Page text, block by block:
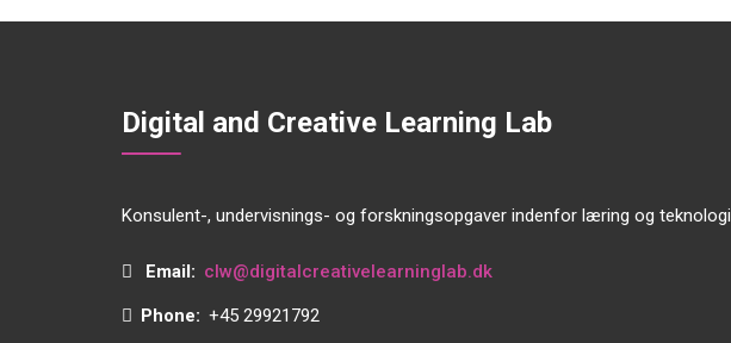
Digital and Creative Learning Lab
Konsulent-, undervisnings- og forskningsopgaver indenfor læring og teknologi
Email: clw@digitalcreativelearninglab.dk
Phone: +45 29921792